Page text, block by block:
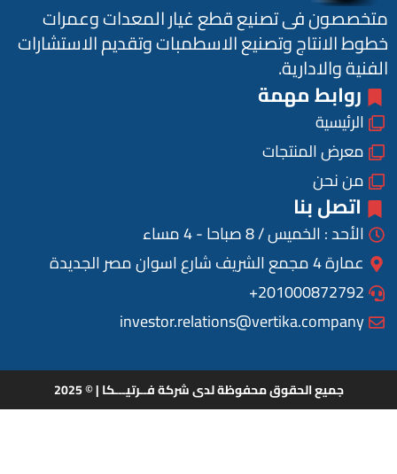
متخصصون فى تصنيع قطع غيار المعدات وعمرات
خطوط الانتاج وتصنيع الاسطمبات وتقديم الاستشارات
الفنية والادارية.
روابط مهمة
الرئيسية
معرض المنتجات
من نحن
اتصل بنا
الأحد : الخميس / 8 صباحا - 4 مساء
عمارة 4 مجمع الشريف شارع اسوان مصر الجديدة
201000872792+
investor.relations@vertika.company
جميع الحقوق محفوظة لدى شركة فــرتيـــكا | © 2025